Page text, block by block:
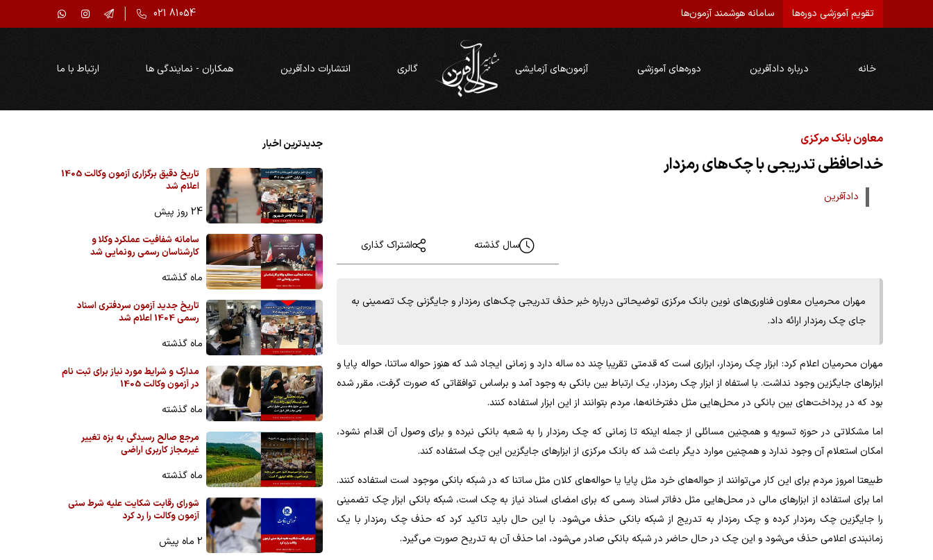
تقویم آموزشی دوره‌ها سامانه هوشمند آزمون‌ها 021 81054
خانه درباره دادآفرین دوره‌های آموزشی آزمون‌های آزمایشی گالری انتشارات دادآفرین همکاران - نمایندگی ها ارتباط با ما
معاون بانک مرکزی
خداحافظی تدریجی با چک‌های رمزدار
دادآفرین
سال گذشته اشتراک گذاری
مهران محرمیان معاون فناوری‌های نوین بانک مرکزی توضیحاتی درباره خبر حذف تدریجی چک‌های رمزدار و جایگزنی چک تصمینی به
جای چک رمزدار ارائه داد.
مهران محرمیان اعلام کرد: ابزار چک رمزدار، ابزاری است که قدمتی تقریبا چند ده ساله دارد و زمانی ایجاد شد که هنوز حواله ساتنا، حواله پایا و
ابزارهای جایگزین وجود نداشت. با استفاه از ابزار چک رمزدار، یک ارتباط بین بانکی به وجود آمد و براساس توافقاتی که صورت گرفت، مقرر شده
بود که در پرداخت‌های بین بانکی در محل‌هایی مثل دفترخانه‌ها، مردم بتوانند از این ابزار استفاده کنند.
اما مشکلاتی در حوزه تسویه و همچنین مسائلی از جمله اینکه تا زمانی که چک رمزدار را به شعبه بانکی نبرده و برای وصول آن اقدام نشود،
امکان استعلام آن وجود ندارد و همچنین موارد دیگر باعث شد که بانک مرکزی از ابزارهای جایگزین این چک استفاده کند.
طبیعتا امروز مردم برای این کار می‌توانند از حواله‌های خرد مثل پایا یا حواله‌های کلان مثل ساتنا که در شبکه بانکی موجود است استفاده کنند.
اما برای استفاده از ابزارهای مالی در محل‌هایی مثل دفاتر اسناد رسمی که برای امضای اسناد نیاز به چک است، شبکه بانکی ابزار چک تضمینی
را جایگزین چک رمزدار کرده و چک رمزدار به تدریج از شبکه بانکی حذف می‌شود. با این حال باید تاکید کرد که حذف چک رمزدار با یک
زمانبندی اعلامی حذف می‌شود و این چک در حال حاضر در شبکه بانکی صادر می‌شود، اما حذف آن به تدریح صورت می‌گیرد.
جدیدترین اخبار
تاریخ دقیق برگزاری آزمون وکالت 1405
اعلام شد
24 روز پیش
سامانه شفافیت عملکرد وکلا و
کارشناسان رسمی رونمایی شد
ماه گذشته
تاریخ جدید آزمون سردفتری اسناد
رسمی 1404 اعلام شد
ماه گذشته
مدارک و شرایط مورد نیاز برای ثبت نام
در آزمون وکالت 1405
ماه گذشته
مرجع صالح رسیدگی به بزه تغییر
غیرمجاز کاربری اراضی
ماه گذشته
شورای رقابت شکایت علیه شرط سنی
آزمون وکالت را رد کرد
2 ماه پیش